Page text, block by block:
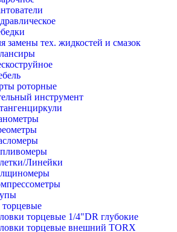
замены тех. жидкостей и смазок
роторные
инструмент
Линейки
торцевые
торцевые 1/4"DR глубокие
торцевые внешний TORX